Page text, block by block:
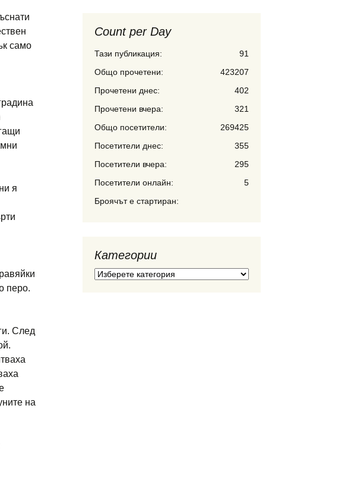
само
я
перо.
След
на
Count per Day
91
Тази публикация:
423207
Общо прочетени:
402
Прочетени днес:
321
Прочетени вчера:
269425
Общо посетители:
355
Посетители днес:
295
Посетители вчера:
5
Посетители онлайн:
Броячът е стартиран:
Категории
Категории